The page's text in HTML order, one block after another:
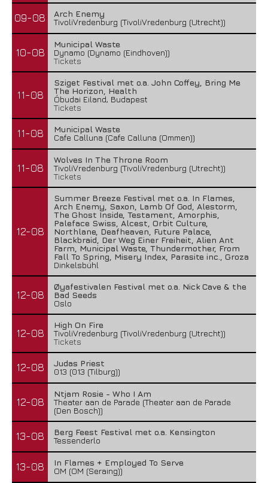
09-08
Arch Enemy
TivoliVredenburg (TivoliVredenburg (Utrecht))
10-08
Municipal Waste
Dynamo (Dynamo (Eindhoven))
Tickets
11-08
Sziget Festival met o.a. John Coffey, Bring Me
The Horizon, Health
Óbudai Eiland, Budapest
Tickets
11-08
Municipal Waste
Cafe Calluna (Cafe Calluna (Ommen))
11-08
Wolves In The Throne Room
TivoliVredenburg (TivoliVredenburg (Utrecht))
Tickets
12-08
Summer Breeze Festival met o.a. In Flames,
Arch Enemy, Saxon, Lamb Of God, Alestorm,
The Ghost Inside, Testament, Amorphis,
Paleface Swiss, Alcest, Orbit Culture,
Northlane, Deafheaven, Future Palace,
Blackbraid, Der Weg Einer Freiheit, Alien Ant
Farm, Municipal Waste, Thundermother, From
Fall To Spring, Misery Index, Parasite inc., Groza
Dinkelsbühl
12-08
Øyafestivalen Festival met o.a. Nick Cave & the
Bad Seeds
Oslo
12-08
High On Fire
TivoliVredenburg (TivoliVredenburg (Utrecht))
Tickets
12-08
Judas Priest
013 (013 (Tilburg))
12-08
Ntjam Rosie - Who I Am
Theater aan de Parade (Theater aan de Parade
(Den Bosch))
13-08
Berg Feest Festival met o.a. Kensington
Tessenderlo
13-08
In Flames + Employed To Serve
OM (OM (Seraing))